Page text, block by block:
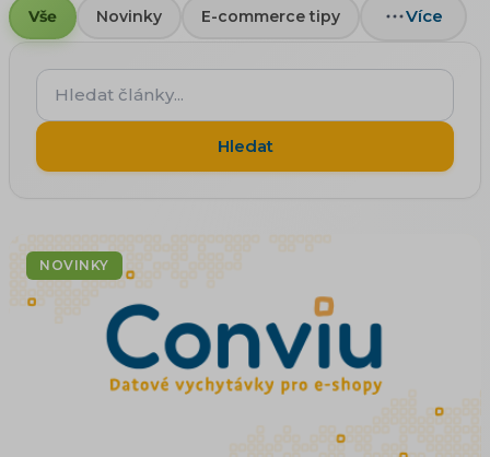
Vše Novinky E-commerce tipy Více
Hledat
články...
Hledat
NOVINKY